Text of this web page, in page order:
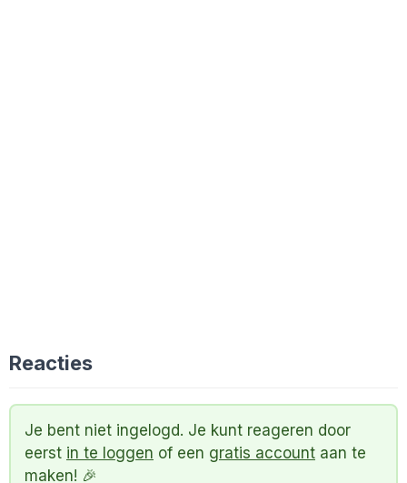
Reacties
Je bent niet ingelogd. Je kunt reageren door
eerst in te loggen of een gratis account aan te
maken! 🎉